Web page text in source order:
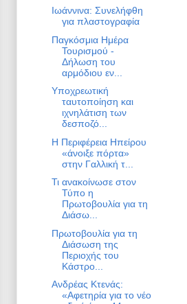
Ιωάννινα: Συνελήφθη
για πλαστογραφία
Παγκόσμια Ημέρα
Τουρισμού -
Δήλωση του
αρμόδιου εν...
Υποχρεωτική
ταυτοποίηση και
ιχνηλάτιση των
δεσποζό...
Η Περιφέρεια Ηπείρου
«άνοιξε πόρτα»
στην Γαλλική τ...
Τι ανακοίνωσε στον
Τύπο η
Πρωτοβουλία για τη
Διάσω...
Πρωτοβουλία για τη
Διάσωση της
Περιοχής του
Κάστρο...
Ανδρέας Κτενάς:
«Αφετηρία για το νέο